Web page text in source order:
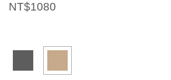
NT$1080